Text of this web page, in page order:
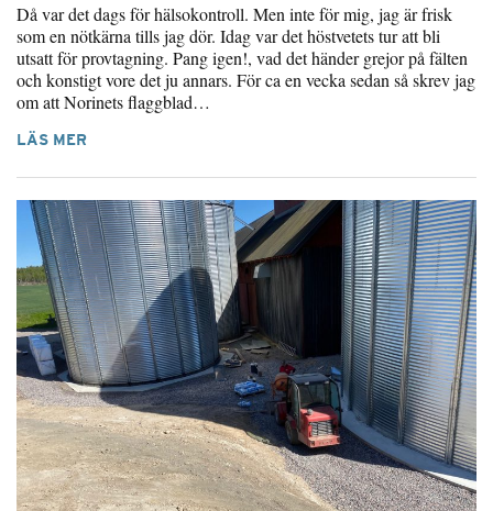
Då var det dags för hälsokontroll. Men inte för mig, jag är frisk
som en nötkärna tills jag dör. Idag var det höstvetets tur att bli
utsatt för provtagning. Pang igen!, vad det händer grejor på fälten
och konstigt vore det ju annars. För ca en vecka sedan så skrev jag
om att Norinets flaggblad…
LÄS MER